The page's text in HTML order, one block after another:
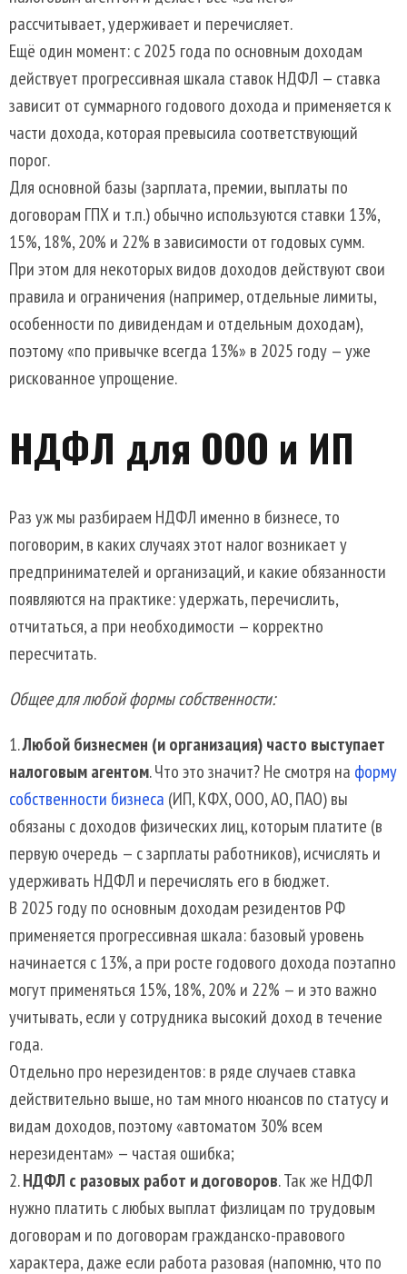
рассчитывает, удерживает и перечисляет.
Ещё один момент: с 2025 года по основным доходам
действует прогрессивная шкала ставок НДФЛ — ставка
зависит от суммарного годового дохода и применяется к
части дохода, которая превысила соответствующий
порог.
Для основной базы (зарплата, премии, выплаты по
договорам ГПХ и т.п.) обычно используются ставки 13%,
15%, 18%, 20% и 22% в зависимости от годовых сумм.
При этом для некоторых видов доходов действуют свои
правила и ограничения (например, отдельные лимиты,
особенности по дивидендам и отдельным доходам),
поэтому «по привычке всегда 13%» в 2025 году — уже
рискованное упрощение.
НДФЛ для ООО и ИП
Раз уж мы разбираем НДФЛ именно в бизнесе, то
поговорим, в каких случаях этот налог возникает у
предпринимателей и организаций, и какие обязанности
появляются на практике: удержать, перечислить,
отчитаться, а при необходимости — корректно
пересчитать.
Общее для любой формы собственности:
Любой бизнесмен (и организация) часто выступает
налоговым агентом. Что это значит? Не смотря на форму
собственности бизнеса (ИП, КФХ, ООО, АО, ПАО) вы
обязаны с доходов физических лиц, которым платите (в
первую очередь — с зарплаты работников), исчислять и
удерживать НДФЛ и перечислять его в бюджет.
В 2025 году по основным доходам резидентов РФ
применяется прогрессивная шкала: базовый уровень
начинается с 13%, а при росте годового дохода поэтапно
могут применяться 15%, 18%, 20% и 22% — и это важно
учитывать, если у сотрудника высокий доход в течение
года.
Отдельно про нерезидентов: в ряде случаев ставка
действительно выше, но там много нюансов по статусу и
видам доходов, поэтому «автоматом 30% всем
нерезидентам» — частая ошибка;
НДФЛ с разовых работ и договоров. Так же НДФЛ
нужно платить с любых выплат физлицам по трудовым
договорам и по договорам гражданско-правового
характера, даже если работа разовая (напомню, что по